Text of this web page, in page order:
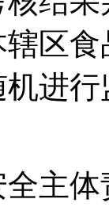
区
进
主